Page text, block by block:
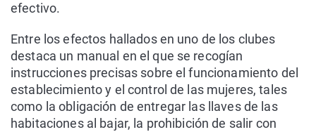
efectivo.
Entre los efectos hallados en uno de los clubes
destaca un manual en el que se recogían
instrucciones precisas sobre el funcionamiento del
establecimiento y el control de las mujeres, tales
como la obligación de entregar las llaves de las
habitaciones al bajar, la prohibición de salir con